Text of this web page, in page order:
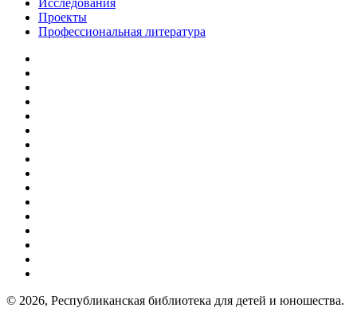
Исследования
Проекты
Профессиональная литература
© 2026, Республиканская библиотека для детей и юношества.